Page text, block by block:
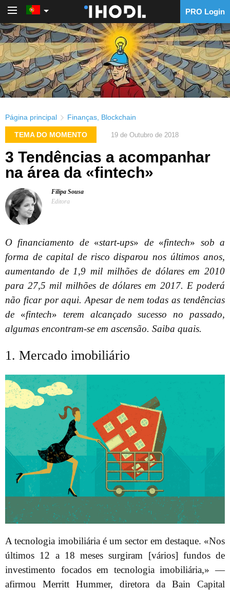
PRO Login
Página principal Finanças Blockchain
TEMA DO MOMENTO 19 de Outubro de 2018
3 Tendências a acompanhar
na área da «fintech»
Filipa Sousa
Editora
O financiamento de«start-ups» de«fintech» sob a
forma de capital de risco disparou nos últimos anos,
aumentando de 1,9 mil milhões de dólares em 2010
para 27,5 mil milhões de dólares em 2017. E poderá
não ficar por aqui. Apesar de nem todas as tendências
de «fintech» terem alcançado sucesso no passado,
algumas encontram-se em ascensão. Saiba quais.
1. Mercado imobiliário
A tecnologia imobiliária é um sector em destaque. «Nos
últimos 12 a 18 meses surgiram [vários] fundos de
investimento focados em tecnologia imobiliária,» —
afirmou Merritt Hummer, diretora da Bain Capital